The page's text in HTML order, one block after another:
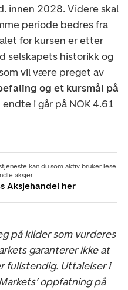
innen 2028. Videre skal
periode bedres fra
for kursen er etter
selskapets historikk og
vil være preget av
og et kursmål på
endte i går på NOK 4.61
kan du som aktiv bruker lese
aksjer
Aksjehandel her
på kilder som vurderes
garanterer ikke at
fullstendig. Uttalelser i
oppfatning på